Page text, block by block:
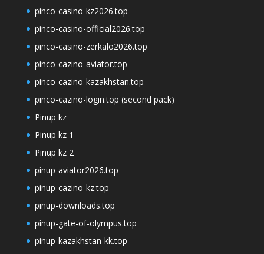
pinco-casino-kz2026.top
pinco-casino-official2026.top
pinco-casino-zerkalo2026.top
pinco-cazino-aviator.top
pinco-cazino-kazakhstan.top
pinco-cazino-login.top (second pack)
Pinup kz
Pinup kz 1
Pinup kz 2
pinup-aviator2026.top
pinup-cazino-kz.top
pinup-downloads.top
pinup-gate-of-olympus.top
pinup-kazakhstan-kk.top